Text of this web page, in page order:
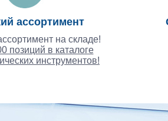
ассортимент
на складе!
позиций в каталоге
инструментов!